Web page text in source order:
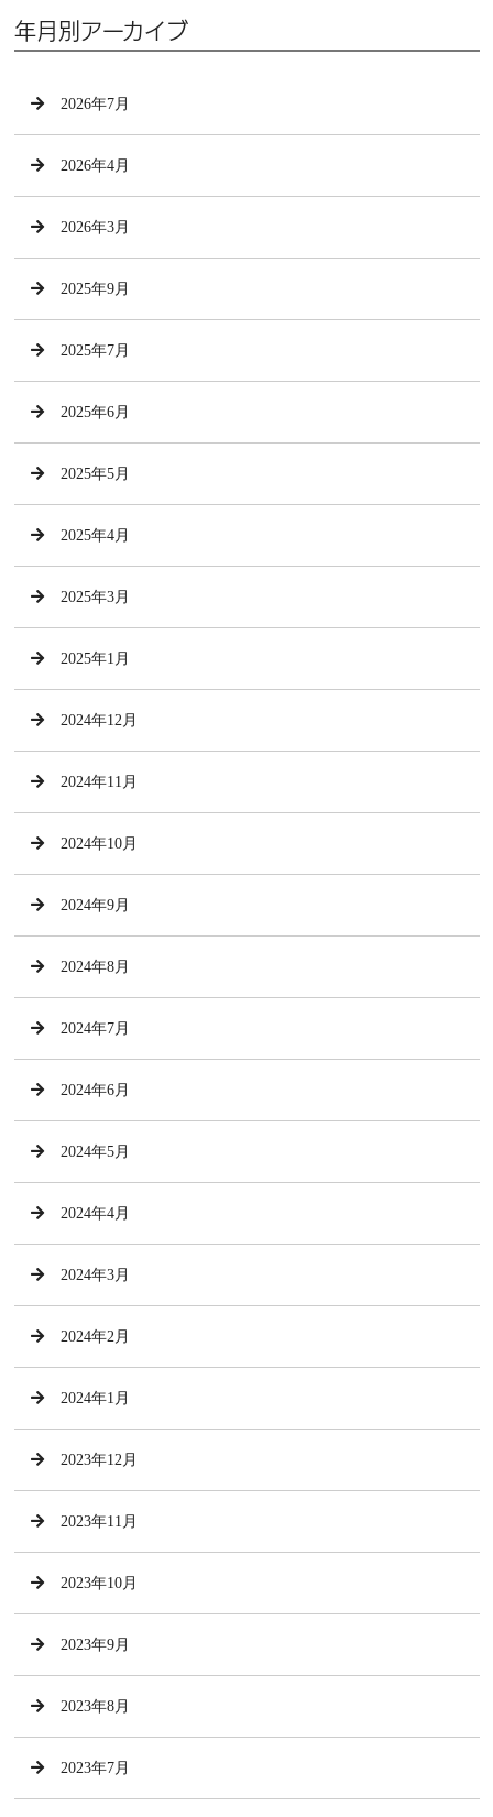
年月別アーカイブ
2026年7月
2026年4月
2026年3月
2025年9月
2025年7月
2025年6月
2025年5月
2025年4月
2025年3月
2025年1月
2024年12月
2024年11月
2024年10月
2024年9月
2024年8月
2024年7月
2024年6月
2024年5月
2024年4月
2024年3月
2024年2月
2024年1月
2023年12月
2023年11月
2023年10月
2023年9月
2023年8月
2023年7月